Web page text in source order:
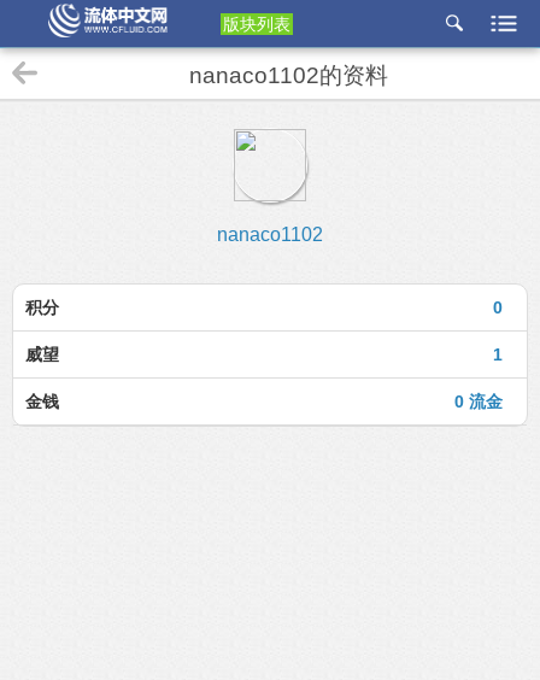
版块列表
etu
nanaco1102的资料
nanaco1102
0
积分
1
威望
0 流金
金钱